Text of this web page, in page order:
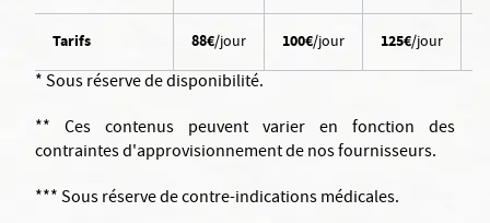
Tarifs 88€/jour 100€/jour 125€/jour
* Sous réserve de disponibilité.
** Ces contenus peuvent varier en fonction des
contraintes d'approvisionnement de nos fournisseurs.
*** Sous réserve de contre-indications médicales.